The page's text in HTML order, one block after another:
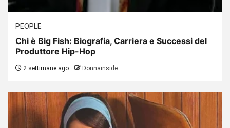
PEOPLE
Chi è Big Fish: Biografia, Carriera e Successi del
Produttore Hip-Hop
2 settimane ago Donnainside